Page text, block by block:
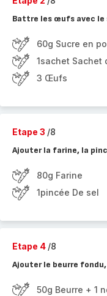
Battre les œufs avec le
60g Sucre en
1sachet Sachet
3 Œufs
Etape 3 /8
Ajouter la farine, la
80g Farine
1pincée De sel
Etape 4 /8
Ajouter le beurre
50g Beurre + 1